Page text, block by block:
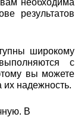
необходима
результатов
широкому
с
вы можете
их надежность.
В